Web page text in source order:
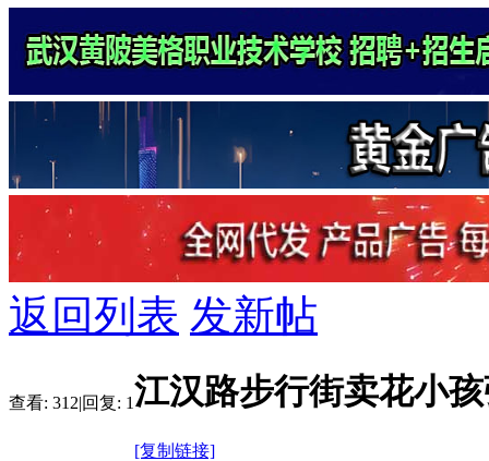
返回列表 发新帖
查看: 312|回复: 1江汉路步行街卖花小
[复制链接]